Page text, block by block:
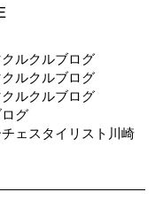
ルクルブログ
ルクルブログ
ルクルブログ
グ
ェスタイリスト川崎